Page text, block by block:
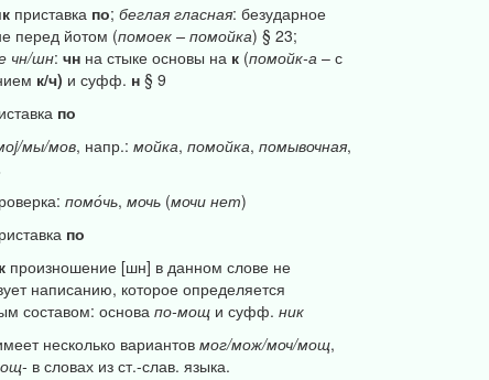
приставка по;беглая гласная: безударное
перед йотом (помоек – помойка) § 23;
чн/шн:чн на стыке основы на к (помойк-а – с
к/ч) и суфф. н § 9
по
мы/мов, напр.:мойка,помойка,помывочная,
помо́чь,мочь (мочи нет)
по
произношение [шн] в данном слове не
написанию, которое определяется
составом: основапо-мощ и суфф.ник
несколько вариантовмог/мож/моч/мощ,
в словах из ст.-слав. языка.